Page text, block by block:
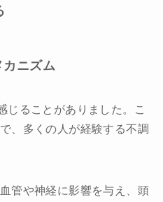
カニズム
じることがありました。こ
、多くの人が経験する不調
管や神経に影響を与え、頭